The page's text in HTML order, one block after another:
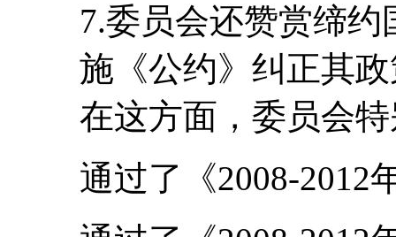
7.委员会还赞赏缔
施《公约》纠正其
在这方面，委员会
通过了《2008-2012